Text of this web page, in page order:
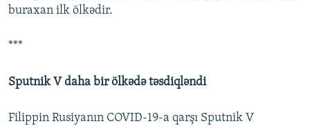
buraxan ilk ölkədir.
***
Sputnik V daha bir ölkədə təsdiqləndi
Filippin Rusiyanın COVID-19-a qarşı Sputnik V